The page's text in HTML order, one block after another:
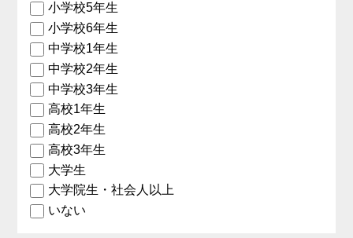
小学校5年生
小学校6年生
中学校1年生
中学校2年生
中学校3年生
高校1年生
高校2年生
高校3年生
大学生
大学院生・社会人以上
いない